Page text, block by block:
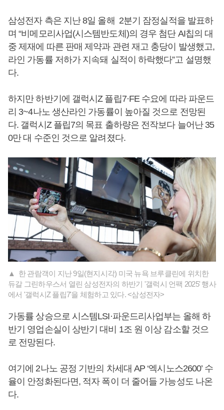
삼성전자 측은 지난 8일 올해 2분기 잠정실적을 발표하
며 “비메모리사업(시스템반도체)의 경우 첨단 AI칩의 대
중 제재에 따른 판매 제약과 관련 재고 충당이 발생했고,
라인 가동률 저하가 지속돼 실적이 하락했다”고 설명했
다.
하지만 하반기에 갤럭시Z 플립7·FE 수요에 따라 파운드
리 3~4나노 생산라인 가동률이 높아질 것으로 전망된
다. 갤럭시Z 플립7의 목표 출하량은 전작보다 늘어난 35
0만 대 수준인 것으로 알려졌다.
▲ 한 관람객이 지난 9일(현지시각) 미국 뉴욕 브루클린에 위치한
듀갈 그린하우스서 열린 삼성전자의 하반기 '갤럭시 언팩 2025' 행사
에서 '갤럭시Z 플립7'을 체험하고 있다. <삼성전자>
가동률 상승으로 시스템LSI·파운드리사업부는 올해 하
반기 영업손실이 상반기 대비 1조 원 이상 감소할 것으
로 전망된다.
여기에 2나노 공정 기반의 차세대 AP ‘엑시노스2600’ 수
율이 안정화된다면, 적자 폭이 더 줄어들 가능성도 나온
다.